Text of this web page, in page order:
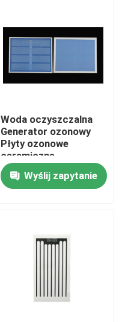
Woda oczyszczalna
Generator ozonowy
Płyty ozonowe
ceramiczne
Wyślij zapytanie